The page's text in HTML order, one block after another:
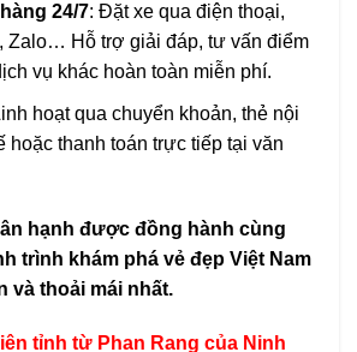
24/7: Đặt xe qua điện thoại,
Zalo… Hỗ trợ giải đáp, tư vấn điểm
vụ khác hoàn toàn miễn phí.
hoạt qua chuyển khoản, thẻ nội
hoặc thanh toán trực tiếp tại văn
hạnh được đồng hành cùng
trình khám phá vẻ đẹp Việt Nam
và thoải mái nhất.
tỉnh từ Phan Rang của Ninh